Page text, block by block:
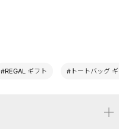
#REGAL ギフト #トートバッグ